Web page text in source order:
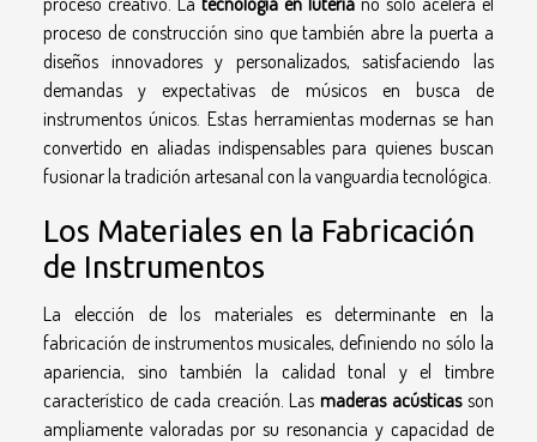
proceso de construcción sino que también abre la puerta a
diseños innovadores y personalizados, satisfaciendo las
demandas y expectativas de músicos en busca de
instrumentos únicos. Estas herramientas modernas se han
convertido en aliadas indispensables para quienes buscan
fusionar la tradición artesanal con la vanguardia tecnológica.
Los Materiales en la Fabricación
de Instrumentos
La elección de los materiales es determinante en la
fabricación de instrumentos musicales, definiendo no sólo la
apariencia, sino también la calidad tonal y el timbre
característico de cada creación. Lasmaderas acústicasson
ampliamente valoradas por su resonancia y capacidad de